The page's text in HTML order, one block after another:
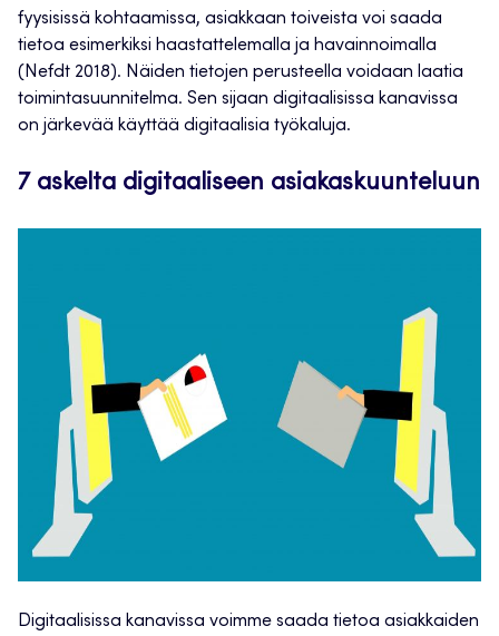
fyysisissä kohtaamissa, asiakkaan toiveista voi saada
tietoa esimerkiksi haastattelemalla ja havainnoimalla
(Nefdt 2018). Näiden tietojen perusteella voidaan laatia
toimintasuunnitelma. Sen sijaan digitaalisissa kanavissa
on järkevää käyttää digitaalisia työkaluja.
7 askelta digitaaliseen asiakaskuunteluun
Digitaalisissa kanavissa voimme saada tietoa asiakkaiden